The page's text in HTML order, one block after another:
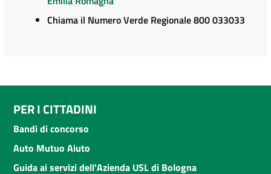
Chiama il Numero Verde Regionale 800 033033
PER I CITTADINI
Bandi di concorso
Auto Mutuo Aiuto
Guida ai servizi dell'Azienda USL di Bologna